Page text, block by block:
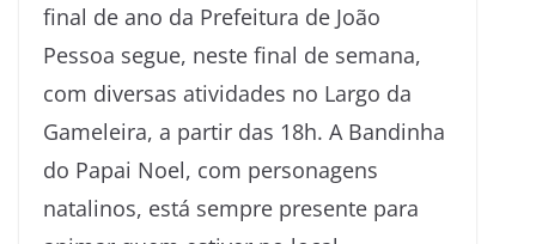
final de ano da Prefeitura de João
Pessoa segue, neste final de semana,
com diversas atividades no Largo da
Gameleira, a partir das 18h. A Bandinha
do Papai Noel, com personagens
natalinos, está sempre presente para